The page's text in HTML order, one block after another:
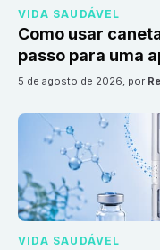
VIDA SAUDÁVEL
Como usar
passo para uma
5 de agosto de 2026, por
VIDA SAUDÁVEL